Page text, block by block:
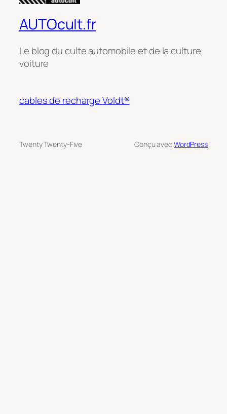
AUTOcult.fr
Le blog du culte automobile et de la culture
voiture
cables de recharge Voldt®
Twenty Twenty-Five Conçu avec WordPress